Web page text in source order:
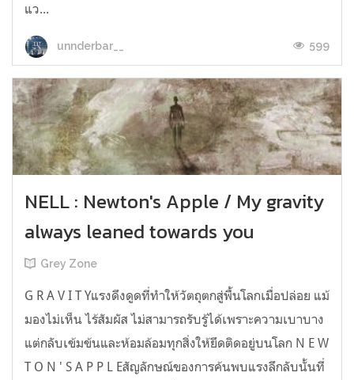
แว...
unnderbar__ 599
NELL : Newton's Apple / My gravity
always leaned towards you
Grey Zone
G R A V I T Yแรงดึงดูดที่ทำให้วัตถุตกสู่พื้นโลกเมื่อปล่อย แม้
มองไม่เห็น ไร้สัมผัส ไม่สามารถรับรู้ได้เพราะความเบาบาง
แต่กลับเข้มข้นและห้อมล้อมทุกสิ่งให้ยึดติดอยู่บนโลก N E W
T O N ' S A P P L Eสัญลักษณ์ของการค้นพบแรงลึกลับนั้นที่